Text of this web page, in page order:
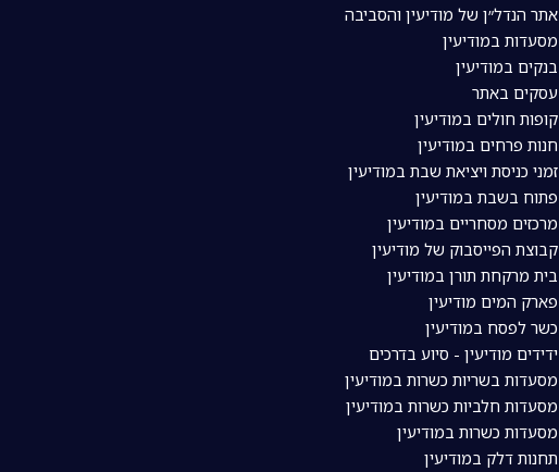
אתר הנדל״ן של מודיעין והסביבה
מסעדות במודיעין
בנקים במודיעין
עסקים באתר
קופות חולים במודיעין
חנות פרחים במודיעין
זמני כניסת ויציאת שבת במודיעין
פתוח בשבת במודיעין
מרכזים מסחריים במודיעין
קבוצת הפייסבוק של מודיעין
בית מרקחת תורן במודיעין
פארק המים מודיעין
כשר לפסח במודיעין
ידידים מודיעין - סיוע בדרכים
מסעדות בשריות כשרות במודיעין
מסעדות חלביות כשרות במודיעין
מסעדות כשרות במודיעין
תחנות דלק במודיעין